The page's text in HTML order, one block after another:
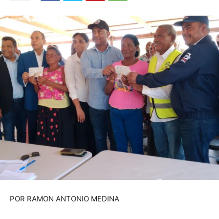
POR RAMON ANTONIO MEDINA